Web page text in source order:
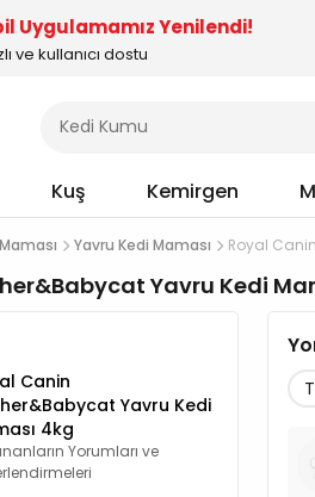
Uygulamamız Yenilendi!
ve kullanıcı dostu
Kuş Kemirgen
Yavru Kedi Maması Royal
Yavru Kedi
Canin
Yavru Kedi
4kg
Yorumları ve